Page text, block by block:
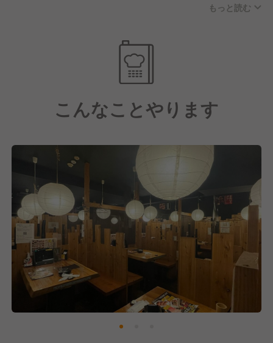
第では飛び級する方も…！
月8日休みや転居費用の負担（社内規定あり）、独立
支援制度など様々な福利厚生も充実しており、大手な
らではの安定感がある中で様々なことにチャレンジで
もっと読む
こんなことやります